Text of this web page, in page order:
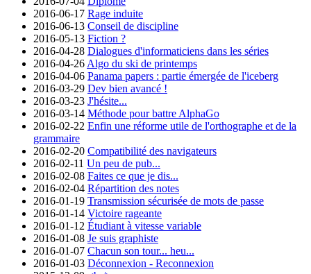
2016-06-17 Rage induite
2016-06-13 Conseil de discipline
2016-05-13 Fiction ?
2016-04-28 Dialogues d'informaticiens dans les séries
2016-04-26 Algo du ski de printemps
2016-04-06 Panama papers : partie émergée de l'iceberg
2016-03-29 Dev bien avancé !
2016-03-23 J'hésite...
2016-03-14 Méthode pour battre AlphaGo
2016-02-22 Enfin une réforme utile de l'orthographe et de la
grammaire
2016-02-20 Compatibilité des navigateurs
2016-02-11 Un peu de pub...
2016-02-08 Faites ce que je dis...
2016-02-04 Répartition des notes
2016-01-19 Transmission sécurisée de mots de passe
2016-01-14 Victoire rageante
2016-01-12 Étudiant à vitesse variable
2016-01-08 Je suis graphiste
2016-01-07 Chacun son tour... heu...
2016-01-03 Déconnexion - Reconnexion